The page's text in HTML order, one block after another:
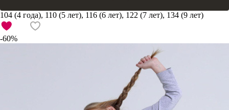
104 (4 года), 110 (5 лет), 116 (6 лет), 122 (7 лет), 134 (9 лет)
-60%